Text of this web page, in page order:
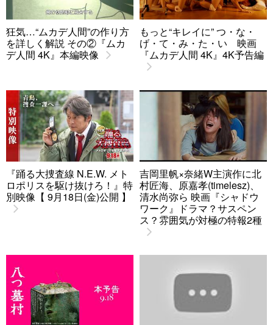
狂気…“ムカデ人間”の作り方
を詳しく解説 その②『ムカ
デ人間 4K』本編映像
もっと“キレイに” つ・な・
げ・て・み・た・い 映画
『ムカデ人間 4K』4K予告編
『踊る大捜査線 N.E.W. メト
ロポリスを駆け抜けろ！』特
別映像【 9月18日(金)公開 】
吉岡里帆×奈緒W主演作に北
村匠海、原嘉孝(timelesz)、
清水尚弥ら 映画『シャドウ
ワーク』ドラマ？サスペン
ス？雰囲気が対極の特報2種